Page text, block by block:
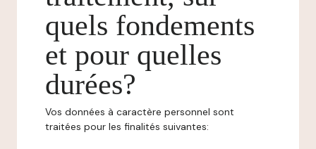
quels fondements
et pour quelles
durées?
Vos données à caractère personnel sont
traitées pour les finalités suivantes: